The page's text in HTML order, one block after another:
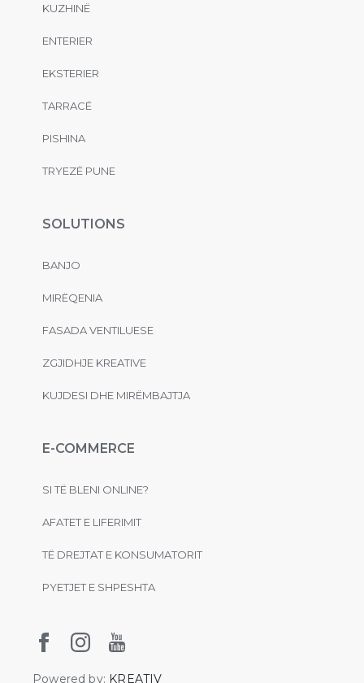
KUZHINË
ENTERIER
EKSTERIER
TARRACË
PISHINA
TRYEZË PUNE
SOLUTIONS
BANJO
MIRËQENIA
FASADA VENTILUESE
ZGJIDHJE KREATIVE
KUJDESI DHE MIRËMBAJTJA
E-COMMERCE
SI TË BLENI ONLINE?
AFATET E LIFERIMIT
TË DREJTAT E KONSUMATORIT
PYETJET E SHPESHTA
Powered by: KREATIV